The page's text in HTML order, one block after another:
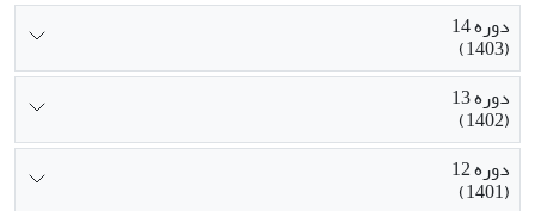
دوره 14
(1403)
دوره 13
(1402)
دوره 12
(1401)